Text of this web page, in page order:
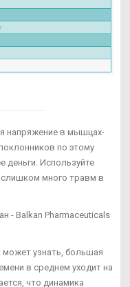
напряжение в мышцах-
по этому
деньги. Используйте
много травм в
- Balkan Pharmaceuticals
может узнать, большая
в среднем уходит на
что динамика